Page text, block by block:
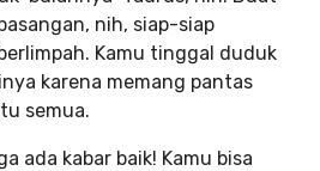
nih, siap-siap
Kamu tinggal duduk
karena memang pantas
semua.
ada kabar baik! Kamu bisa